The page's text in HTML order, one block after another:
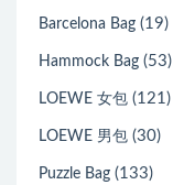
Barcelona Bag (19)
Hammock Bag (53)
LOEWE 女包 (121)
LOEWE 男包 (30)
Puzzle Bag (133)